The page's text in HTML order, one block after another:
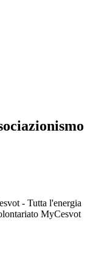
- Tutta l'energia
MyCesvot